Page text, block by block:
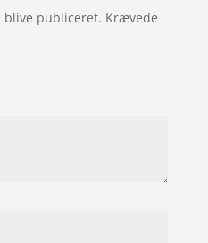
blive publiceret. Krævede